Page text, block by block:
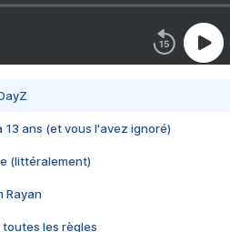
13 ans (et vous l'avez ignoré)
(littéralement)
Rayan
toutes les règles